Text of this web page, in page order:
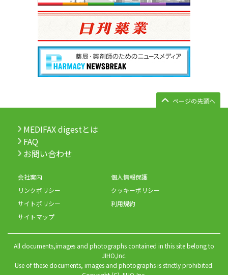
ページの先頭へ
MEDIFAX digestとは
FAQ
お問い合わせ
会社案内
個人情報保護
リンクポリシー
クッキーポリシー
サイトポリシー
利用規約
サイトマップ
All documents,images and photographs contained in this site belong to
JIHO,Inc.
Use of these documents, images and photographs is strictly prohibited.